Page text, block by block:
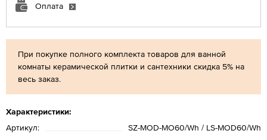
При покупке полного комплекта товаров для ванной
комнаты керамической плитки и сантехники скидка 5% на
весь заказ.
Характеристики:
Артикул:
SZ-MOD-MO60/Wh / LS-MOD60/Wh
Оплата